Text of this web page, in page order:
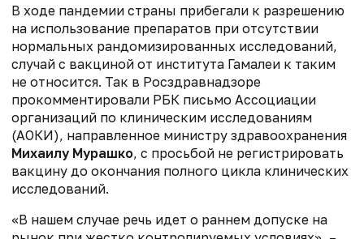
В ходе пандемии страны прибегали к разрешению
на использование препаратов при отсутствии
нормальных рандомизированных исследований,
случай с вакциной от института Гамалеи к таким
не относится. Так в Росздравнадзоре
прокомментировали РБК письмо Ассоциации
организаций по клиническим исследованиям
(АОКИ), направленное министру здравоохранения
Михаилу Мурашко, с просьбой не регистрировать
вакцину до окончания полного цикла клинических
исследований.
«В нашем случае речь идет о раннем допуске на